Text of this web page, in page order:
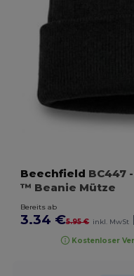
Beechfield BC447
™ Beanie Mütze
Bereits ab
3.34 €5.95 € inkl. MwSt |
Kostenloser